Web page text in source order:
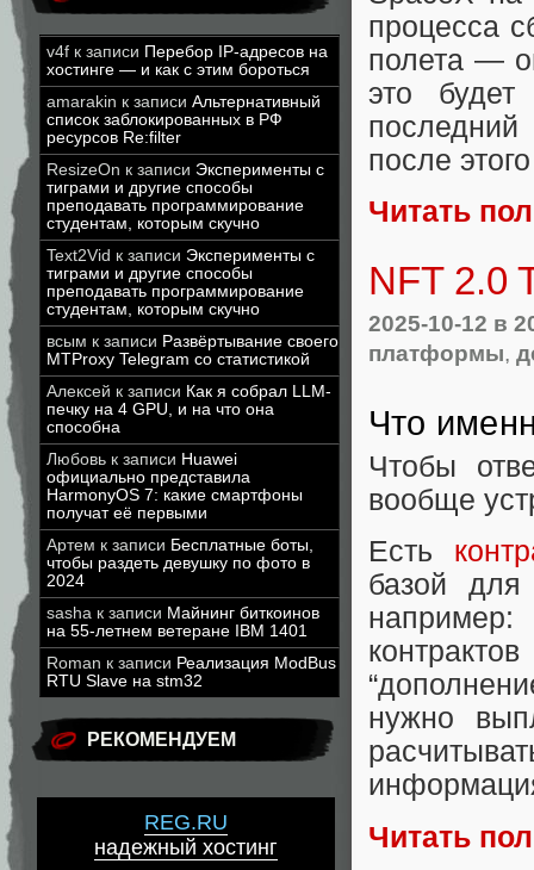
v4f к записи Перебор IP-адресов на
хостинге — и как с этим бороться
amarakin к записи Альтернативный
список заблокированных в РФ
ресурсов Re:filter
ResizeOn к записи Эксперименты с
тиграми и другие способы
преподавать программирование
студентам, которым скучно
Text2Vid к записи Эксперименты с
тиграми и другие способы
преподавать программирование
студентам, которым скучно
всым к записи Развёртывание своего
MTProxy Telegram со статистикой
Алексей к записи Как я собрал LLM-
печку на 4 GPU, и на что она
способна
Любовь к записи Huawei
официально представила
HarmonyOS 7: какие смартфоны
получат её первыми
Артем к записи Бесплатные боты,
чтобы раздеть девушку по фото в
2024
sasha к записи Майнинг биткоинов
на 55-летнем ветеране IBM 1401
Roman к записи Реализация ModBus
RTU Slave на stm32
РЕКОМЕНДУЕМ
REG.RU
надежный хостинг
процесса
полета —
это
после
Читать
NFT 2.0
2025-10-12 в
платформы,
Что
Чтобы
вообще
Есть
базой
нужно
Читать